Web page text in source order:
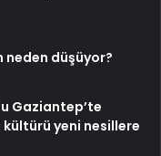
neden düşüyor?
Gaziantep’te
yeni nesillere